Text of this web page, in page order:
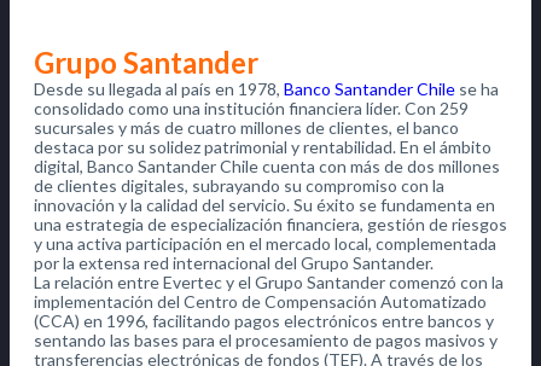
Grupo Santander
Desde su llegada al país en 1978, Banco Santander Chile se ha
consolidado como una institución financiera líder. Con 259
sucursales y más de cuatro millones de clientes, el banco
destaca por su solidez patrimonial y rentabilidad. En el ámbito
digital, Banco Santander Chile cuenta con más de dos millones
de clientes digitales, subrayando su compromiso con la
innovación y la calidad del servicio. Su éxito se fundamenta en
una estrategia de especialización financiera, gestión de riesgos
y una activa participación en el mercado local, complementada
por la extensa red internacional del Grupo Santander.
La relación entre Evertec y el Grupo Santander comenzó con la
implementación del Centro de Compensación Automatizado
(CCA) en 1996, facilitando pagos electrónicos entre bancos y
sentando las bases para el procesamiento de pagos masivos y
transferencias electrónicas de fondos (TEF). A través de los